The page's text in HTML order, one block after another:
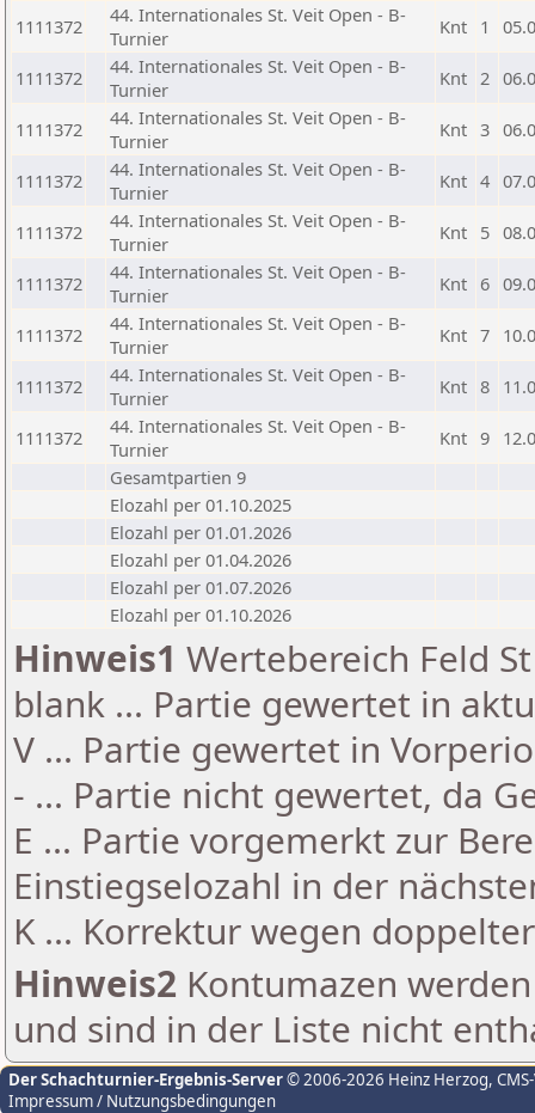
1111372
44. Internationales St. Veit Open - B-
Turnier
Knt 1
1111372
44. Internationales St. Veit Open - B-
Turnier
Knt 2
1111372
44. Internationales St. Veit Open - B-
Turnier
Knt 3
1111372
44. Internationales St. Veit Open - B-
Turnier
Knt 4
1111372
44. Internationales St. Veit Open - B-
Turnier
Knt 5
1111372
44. Internationales St. Veit Open - B-
Turnier
Knt 6
1111372
44. Internationales St. Veit Open - B-
Turnier
Knt 7
1111372
44. Internationales St. Veit Open - B-
Turnier
Knt 8
1111372
44. Internationales St. Veit Open - B-
Turnier
Knt 9
Gesamtpartien 9
Elozahl per 01.10.2025
Elozahl per 01.01.2026
Elozahl per 01.04.2026
Elozahl per 01.07.2026
Elozahl per 01.10.2026
Hinweis1 Wertebereich Feld
blank ... Partie gewertet in
V ... Partie gewertet in
- ... Partie nicht gewertet, da
E ... Partie vorgemerkt zur
Einstiegselozahl in der
K ... Korrektur wegen
Hinweis2 Kontumazen
und sind in der Liste nicht
Der Schachturnier-Ergebnis-Server© 2006-2026 Heinz Herzog,
Impressum / Nutzungsbedingungen